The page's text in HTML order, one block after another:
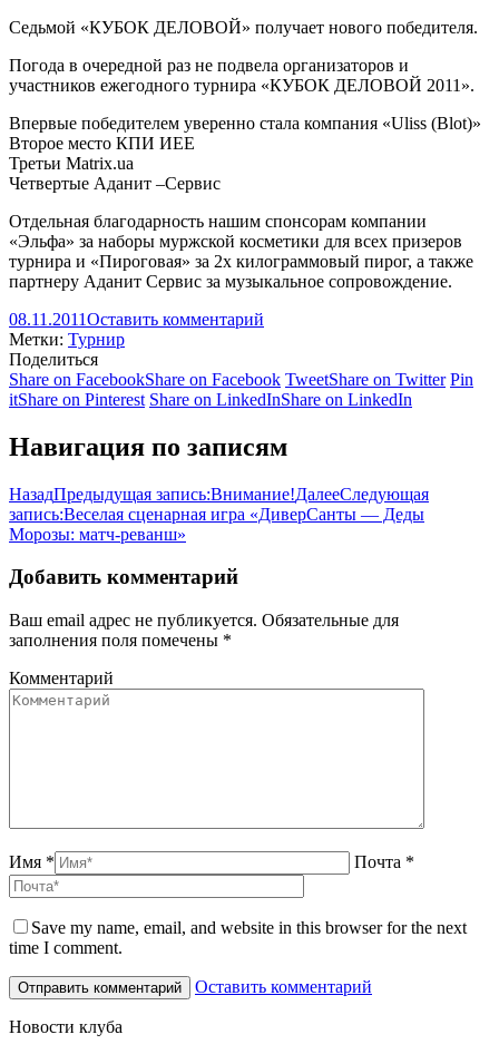
Седьмой «КУБОК ДЕЛОВОЙ» получает нового победителя.
Погода в очередной раз не подвела организаторов и
участников ежегодного турнира «КУБОК ДЕЛОВОЙ 2011».
Впервые победителем уверенно стала компания «Uliss (Blot)»
Второе место КПИ ИЕЕ
Третьи Matrix.ua
Четвертые Аданит –Сервис
Отдельная благодарность нашим спонсорам компании
«Эльфа» за наборы муржской косметики для всех призеров
турнира и «Пироговая» за 2х килограммовый пирог, а также
партнеру Аданит Сервис за музыкальное сопровождение.
08.11.2011Оставить комментарий
Метки: Турнир
Поделиться
Share on FacebookShare on Facebook TweetShare on Twitter Pin
itShare on Pinterest Share on LinkedInShare on LinkedIn
Навигация по записям
НазадПредыдущая запись:Внимание!ДалееСледующая
запись:Веселая сценарная игра «ДиверСанты — Деды
Морозы: матч-реванш»
Добавить комментарий
Ваш email адрес не публикуется. Обязательные для
заполнения поля помечены *
Комментарий
Имя * Почта *
Save my name, email, and website in this browser for the next
time I comment.
Оставить комментарий
Новости клуба